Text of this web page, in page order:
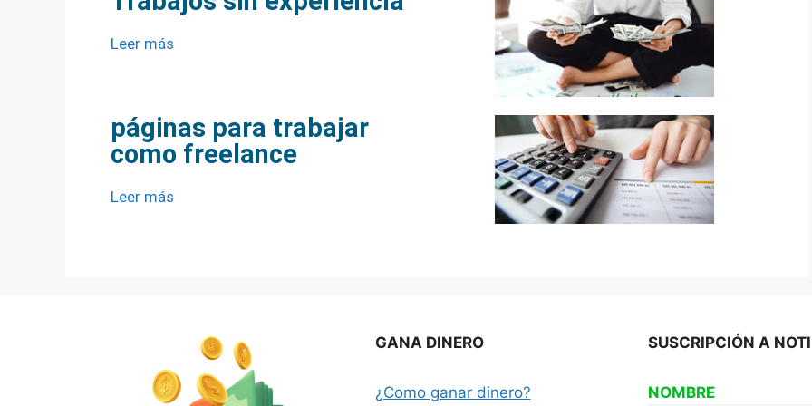
Leer más
páginas para trabajar
como freelance
Leer más
GANA DINERO
¿Como ganar dinero?
SUSCRIPCIÓN A
NOMBRE